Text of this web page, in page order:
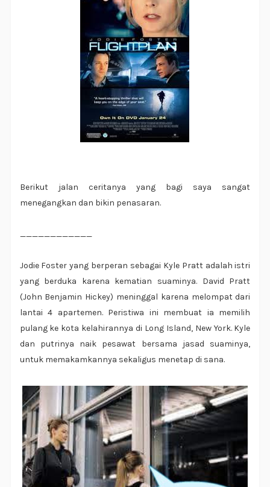
Berikut jalan ceritanya yang bagi saya sangat
menegangkan dan bikin penasaran.
____________
Jodie Foster yang berperan sebagai Kyle Pratt adalah istri
yang berduka karena kematian suaminya. David Pratt
(John Benjamin Hickey) meninggal karena melompat dari
lantai 4 apartemen. Peristiwa ini membuat ia memilih
pulang ke kota kelahirannya di Long Island, New York. Kyle
dan putrinya naik pesawat bersama jasad suaminya,
untuk memakamkannya sekaligus menetap di sana.